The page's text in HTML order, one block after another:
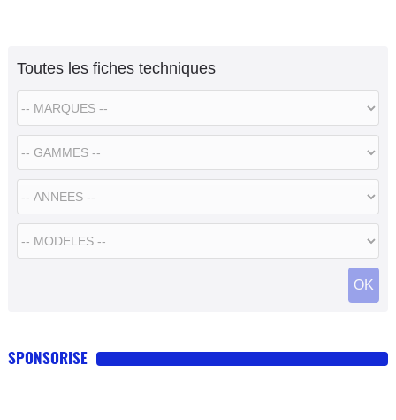
Toutes les fiches techniques
SPONSORISE